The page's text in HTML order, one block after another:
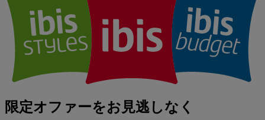
限定オファーをお見逃しなく